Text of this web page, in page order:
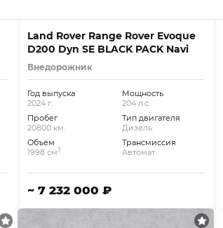
Land Rover Range Rover Evoque
D200 Dyn SE BLACK PACK Navi
Внедорожник
Год выпуска
2024 г.
Пробег
20800 км.
Объём
1998 см3
Мощность
204 л.с.
Тип двигателя
Дизель
Трансмиссия
Автомат
~ 7 232 000 ₽